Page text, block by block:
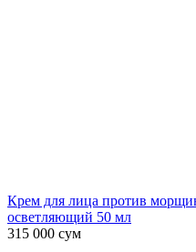
Крем для лица против
осветляющий 50 мл
315 000 сум